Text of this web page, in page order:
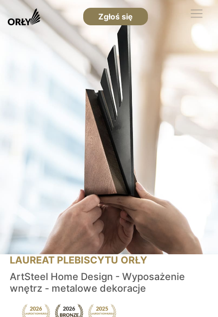
Zgłoś się
LAUREAT PLEBISCYTU ORŁY
ArtSteel Home Design - Wyposażenie
wnętrz - metalowe dekoracje